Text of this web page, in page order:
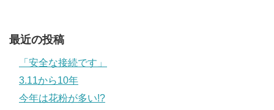
最近の投稿
「安全な接続です」
3.11から10年
今年は花粉が多い!?